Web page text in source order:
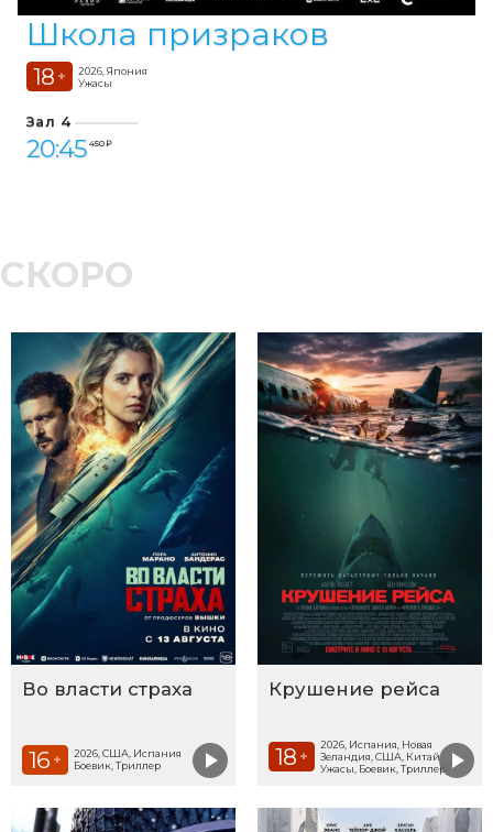
Школа призраков
18 +
2026, Япония
Ужасы
Зал 4
20:45 450 ₽
СКОРО
Во власти страха
16 +
2026, США, Испания
Боевик, Триллер
Крушение рейса
18 +
2026, Испания, Новая
Зеландия, США, Китай
Ужасы, Боевик, Триллер